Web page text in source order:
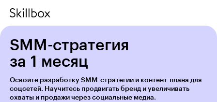
SMM-стратегия
за 1 месяц
Освоите разработку SMM-стратегии и контент-плана для
соцсетей. Научитесь продвигать бренд и увеличивать
охваты и продажи через социальные медиа.